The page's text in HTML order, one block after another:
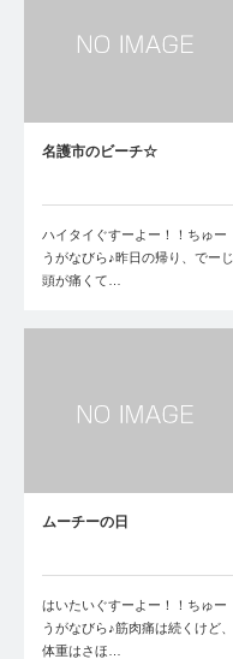
名護市のビーチ☆
ハイタイぐすーよー！！ちゅー
うがなびら♪昨日の帰り、でーじ
頭が痛くて…
ムーチーの日
はいたいぐすーよー！！ちゅー
うがなびら♪筋肉痛は続くけど、
体重はさほ…